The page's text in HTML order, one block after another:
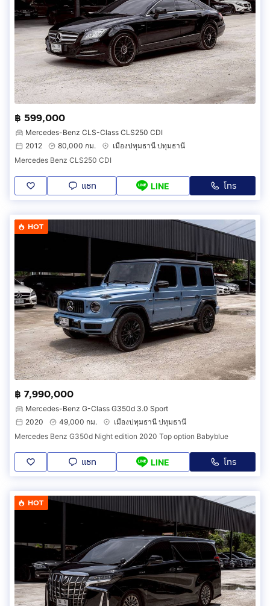
฿ 599,000
Mercedes-Benz CLS-Class CLS250 CDI
2012
80,000 กม.
เมืองปทุมธานี ปทุมธานี
Mercedes Benz CLS250 CDI
แชท LINE โทร
HOT
฿ 7,990,000
Mercedes-Benz G-Class G350d 3.0 Sport
2020
49,000 กม.
เมืองปทุมธานี ปทุมธานี
Mercedes Benz G350d Night edition 2020 Top option Babyblue
แชท LINE โทร
HOT